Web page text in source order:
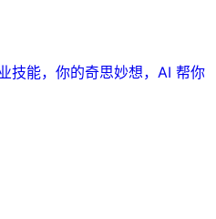
技能，你的奇思妙想，AI 帮你